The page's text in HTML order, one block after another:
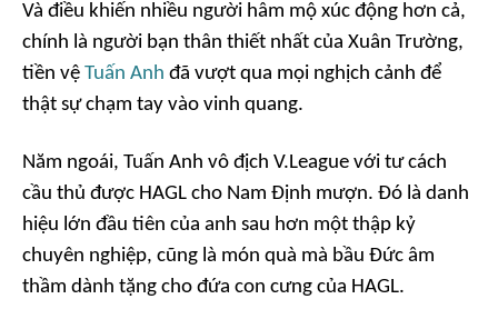
Và điều khiến nhiều người hâm mộ xúc động hơn cả,
chính là người bạn thân thiết nhất của Xuân Trường,
tiền vệ Tuấn Anh đã vượt qua mọi nghịch cảnh để
thật sự chạm tay vào vinh quang.
Năm ngoái, Tuấn Anh vô địch V.League với tư cách
cầu thủ được HAGL cho Nam Định mượn. Đó là danh
hiệu lớn đầu tiên của anh sau hơn một thập kỷ
chuyên nghiệp, cũng là món quà mà bầu Đức âm
thầm dành tặng cho đứa con cưng của HAGL.